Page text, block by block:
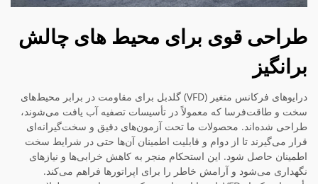
طراحی قوی برای محیط های چالش
برانگیز
درایوهای فرکانس متغیر (VFD) گلدبل برای مقاومت در برابر محیط‌های
سخت و طاقت‌فرسا که معمولاً در تأسیسات تصفیه آب یافت می‌شوند،
طراحی شده‌اند. محصولات ما تحت آزمون‌های دقیق و سخت‌گیرانه‌ای
قرار می‌گیرند تا از دوام و قابلیت اطمینان آن‌ها حتی در شرایط سخت
اطمینان حاصل شود. این استحکام منجر به کاهش خرابی‌ها و نیازهای
نگهداری می‌شود و آرامش خاطر را برای اپراتورها فراهم می‌کند.